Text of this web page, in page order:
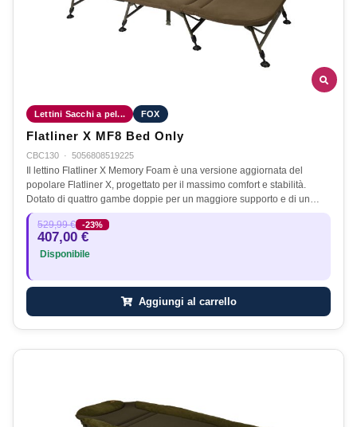
Lettini Sacchi a pel... FOX
Flatliner X MF8 Bed Only
CBC130 · 5056808519225
Il lettino Flatliner X Memory Foam è una versione aggiornata del
popolare Flatliner X, progettato per il massimo comfort e stabilità.
Dotato di quattro gambe doppie per un maggiore supporto e di un…
529,99 € -23%
407,00 €
Disponibile
Aggiungi al carrello